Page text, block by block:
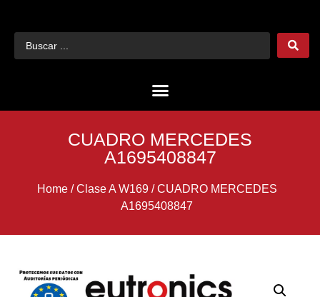
CUADRO MERCEDES
A1695408847
Home/Clase A W169/CUADRO MERCEDES
A1695408847